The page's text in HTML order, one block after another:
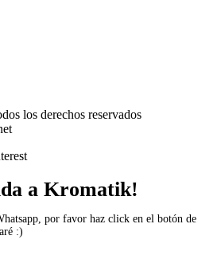
los derechos reservados
a Kromatik!
por favor haz click en el botón de
:)